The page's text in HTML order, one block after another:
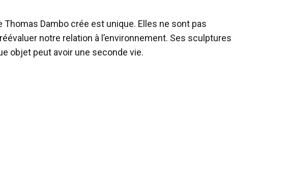
Dambo crée est unique. Elles ne sont pas
notre relation à l’environnement. Ses sculptures
objet peut avoir une seconde vie.